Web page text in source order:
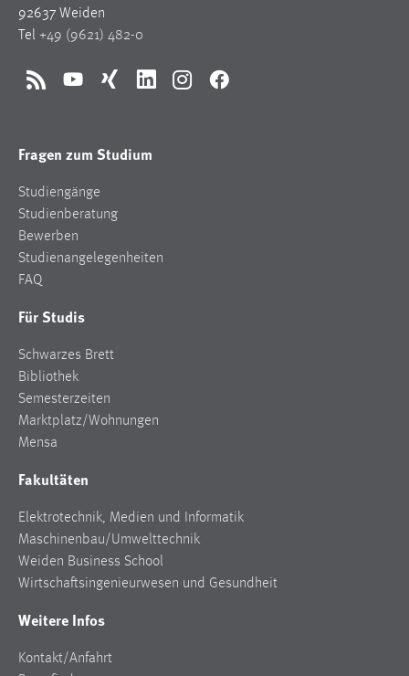
92637 Weiden
Tel +49 (9621) 482-0
RSS YouTubeXing LinkedInInstagramFacebook
Fragen zum Studium
Studiengänge
Studienberatung
Bewerben
Studienangelegenheiten
FAQ
Für Studis
Schwarzes Brett
Bibliothek
Semesterzeiten
Marktplatz/Wohnungen
Mensa
Fakultäten
Elektrotechnik, Medien und Informatik
Maschinenbau/Umwelttechnik
Weiden Business School
Wirtschaftsingenieurwesen und Gesundheit
Weitere Infos
Kontakt/Anfahrt
Zweck:
Wird benötigt um die Chatfunktion nutzen zu können.
Cookie Laufzeit:
Login
Name:
einloggen zu können.
Cookie Laufzeit:
24 Stunden
STATISTIK
Statistik Cookies erfassen Informationen anonym.
unsere Besucher unsere Website nutzen.
Matomo
_pk_ref, _pk_cvar, _pk_id, _pk_ses
Zweck: